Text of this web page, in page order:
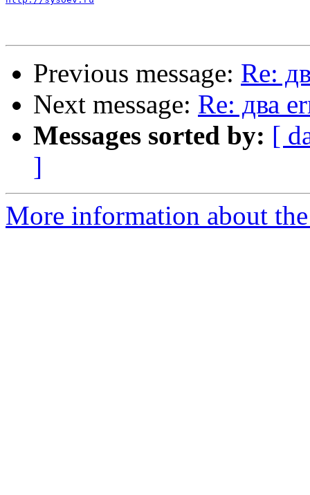
Previous message: Re:
Next message: Re: два
Messages sorted by: [
]
More information about